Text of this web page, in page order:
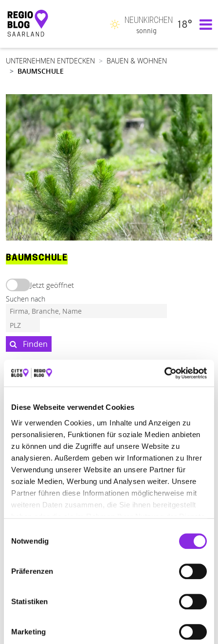
Diese Webseite verwendet Cookies
Wir verwenden Cookies, um Inhalte und Anzeigen zu
personalisieren, Funktionen für soziale Medien anbieten
zu können und die Zugriffe auf unsere Website zu
analysieren. Außerdem geben wir Informationen zu Ihrer
Verwendung unserer Website an unsere Partner für
soziale Medien, Werbung und Analysen weiter. Unsere
Partner führen diese Informationen möglicherweise mit
weiteren Daten zusammen, die Sie ihnen bereitgestellt
Notwendig
Präferenzen
Statistiken
Marketing
Hauptnavigation
NEUNKIRCHEN
sonnig
18°
UNTERNEHMEN ENTDECKEN
BAUEN & WOHNEN
BAUMSCHULE
BAUMSCHULE
Jetzt geöffnet
Suchen nach
Finden
ALLE MERZIG
Jetzt geöffnet
LEICK BAUMSCHULEN GMBH & CO. KG
BAUMSCHULEN-GARTENGESTALTUNG
Im Grünfeld 12| 66663 Merzig-Ballern DE
+49686177000
www.leick.de